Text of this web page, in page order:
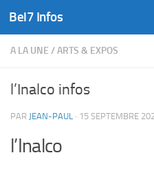
Skip to content
Bel7 Infos
A LA UNE /ARTS & EXPOS
l’Inalco infos
PAR JEAN-PAUL · 15 SEPTEMBRE
l’Inalco